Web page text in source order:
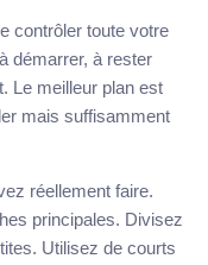
contrôler toute votre
démarrer, à rester
Le meilleur plan est
mais suffisamment
réellement faire.
principales. Divisez
Utilisez de courts